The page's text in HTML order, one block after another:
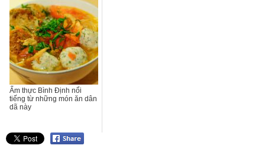
Ẩm thực Bình Định nổi
tiếng từ những món ăn dân
dã này